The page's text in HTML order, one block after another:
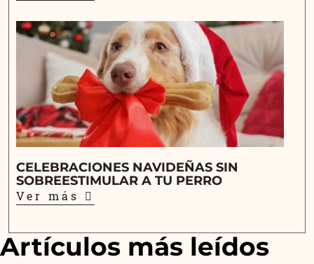
CELEBRACIONES NAVIDEÑAS SIN
SOBREESTIMULAR A TU PERRO
Ver más
Artículos más leídos